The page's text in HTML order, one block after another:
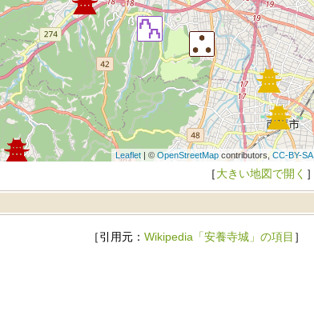
Leaflet| © OpenStreetMapcontributors,CC-BY-SA
［大きい地図で開く ］
［引用元： Wikipedia「安養寺城」の項目 ］